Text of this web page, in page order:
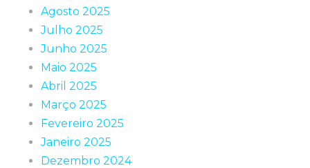
Agosto 2025
Julho 2025
Junho 2025
Maio 2025
Abril 2025
Março 2025
Fevereiro 2025
Janeiro 2025
Dezembro 2024